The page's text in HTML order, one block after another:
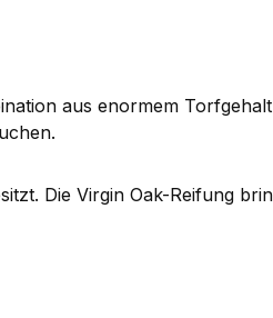
aus enormem
Die Virgin Oak-Reifung